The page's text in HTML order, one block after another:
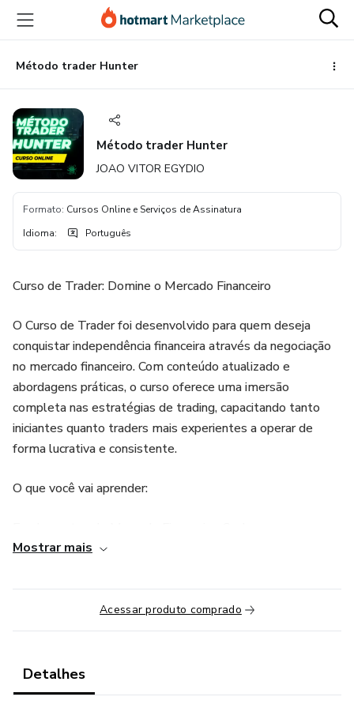
para
conteúdo
principal
para
pagamento
para
rodapéMétodo trader Hunter
Método trader Hunter
JOAO VITOR EGYDIO
Formato: Cursos Online e Serviços de Assinatura
Idioma: Português
Curso de Trader: Domine o Mercado Financeiro
O Curso de Trader foi desenvolvido para quem deseja
conquistar independência financeira através da negociação
no mercado financeiro. Com conteúdo atualizado e
abordagens práticas, o curso oferece uma imersão
completa nas estratégias de trading, capacitando tanto
iniciantes quanto traders mais experientes a operar de
forma lucrativa e consistente.
O que você vai aprender:
funcionamento das bolsas de valores, ativos financeiros e o
Análise Técnica: Estudo detalhado de gráficos, padrões de
preço, indicadores e osciladores. Domine as ferramentas
Análise Fundamentalista: Avaliação de dados econômicos
Mostrar mais
Acessar produto comprado
Detalhes